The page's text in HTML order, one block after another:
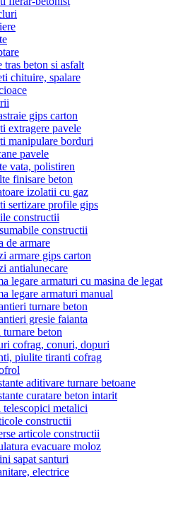
tras beton si asfalt
chituire, spalare
gips carton
extragere pavele
manipulare borduri
pavele
vata, polistiren
finisare beton
izolatii cu gaz
sertizare profile gips
constructii
constructii
de armare
armare gips carton
antialunecare
legare armaturi cu masina de legat
legare armaturi manual
turnare beton
gresie faianta
beton
cofrag, conuri, dopuri
piulite tiranti cofrag
aditivare turnare betoane
curatare beton intarit
telescopici metalici
constructii
articole constructii
evacuare moloz
sapat santuri
electrice